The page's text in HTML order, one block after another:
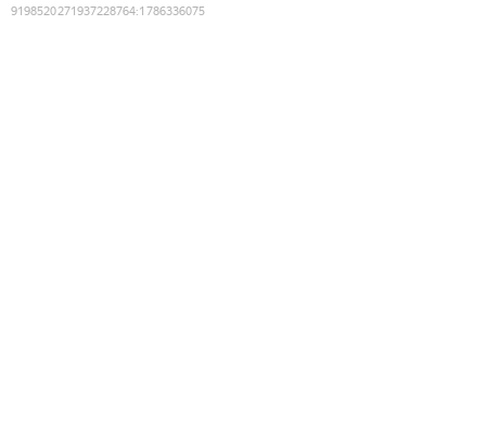
9198520271937228764:1786336075